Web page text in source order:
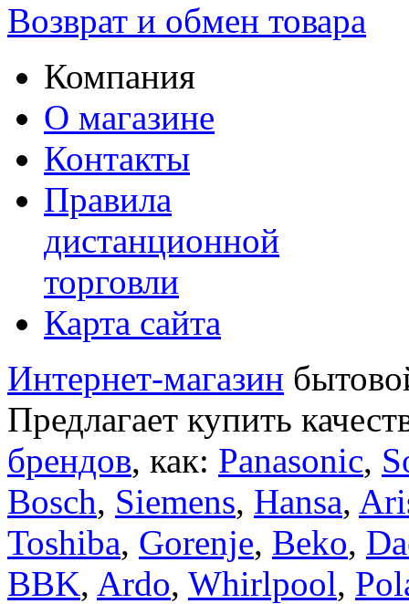
Возврат и обмен товара
Компания
О магазине
Контакты
Правила
дистанционной
торговли
Карта сайта
Интернет-магазин
Предлагает купить
брендов, как: Panasonic,
Bosch, Siemens, Hansa,
Toshiba, Gorenje, Beko,
BBK, Ardo, Whirlpool,